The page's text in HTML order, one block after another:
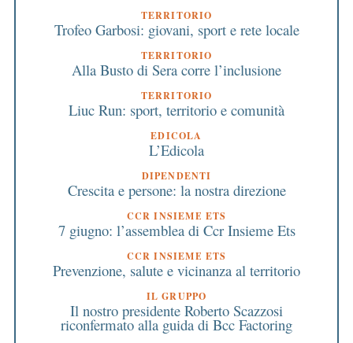
TERRITORIO
Trofeo Garbosi: giovani, sport e rete locale
TERRITORIO
Alla Busto di Sera corre l’inclusione
TERRITORIO
Liuc Run: sport, territorio e comunità
EDICOLA
L’Edicola
DIPENDENTI
Crescita e persone: la nostra direzione
CCR INSIEME ETS
7 giugno: l’assemblea di Ccr Insieme Ets
CCR INSIEME ETS
Prevenzione, salute e vicinanza al territorio
IL GRUPPO
Il nostro presidente Roberto Scazzosi
riconfermato alla guida di Bcc Factoring